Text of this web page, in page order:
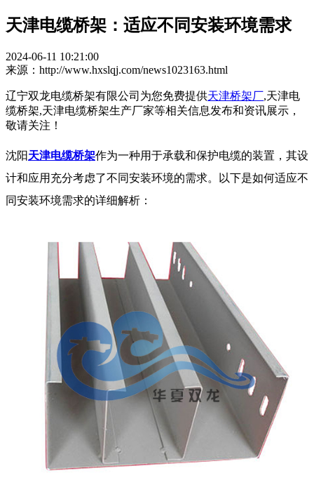
天津电缆桥架：适应不同安装环境需求
2024-06-11 10:21:00
来源：http://www.hxslqj.com/news1023163.html
辽宁双龙电缆桥架有限公司为您免费提供天津桥架厂,天津电
缆桥架,天津电缆桥架生产厂家等相关信息发布和资讯展示，
敬请关注！
沈阳天津电缆桥架作为一种用于承载和保护电缆的装置，其设
计和应用充分考虑了不同安装环境的需求。以下是如何适应不
同安装环境需求的详细解析：